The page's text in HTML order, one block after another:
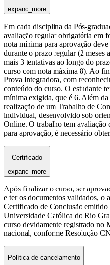
expand_more
Em cada disciplina da Pós-
avaliação regular obrigatória em
nota mínima para aprovação
durante o prazo regular (2 meses
mais 3 tentativas ao longo do
curso com nota máxima 8). Ao
Prova Integradora, com
conteúdo do curso. O estudante
mínima exigida, que é 6. Além
realização de um Trabalho de
individual, desenvolvido sob
Online. O trabalho tem avaliação
para aprovação, é necessário
Certificado
expand_more
Após finalizar o curso, ser
e ter os documentos validados, o
Certificado de Conclusão emitido
Universidade Católica do Rio
curso devidamente registrado
nacional, conforme Resolução
Política de cancelamento